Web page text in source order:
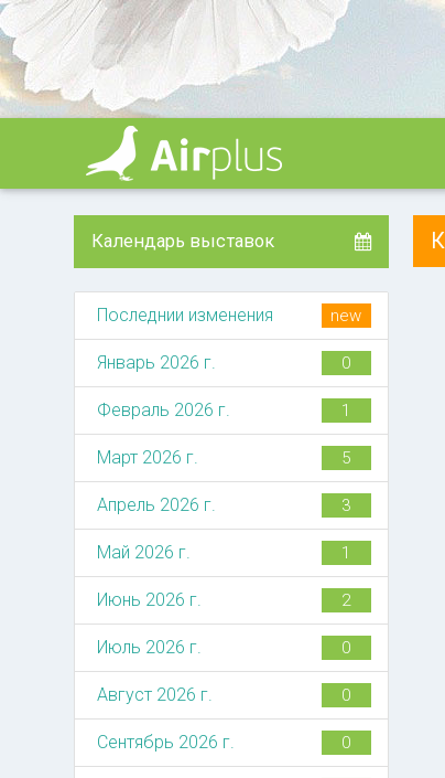
Календарь выставок
Последнии изменения new
Январь 2026 г. 0
Февраль 2026 г. 1
Март 2026 г. 5
Апрель 2026 г. 3
Май 2026 г. 1
Июнь 2026 г. 2
Июль 2026 г. 0
Август 2026 г. 0
Сентябрь 2026 г. 0